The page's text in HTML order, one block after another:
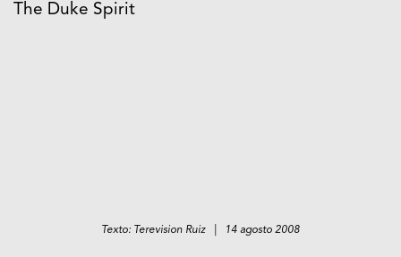
The Duke Spirit
Texto: Terevision Ruiz | 14 agosto 2008